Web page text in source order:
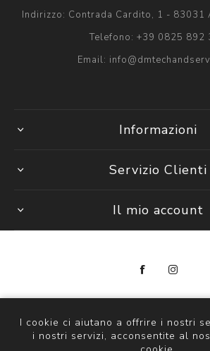
Indirizzo: Contrada Cardito, 1 - 83031
Telefono: +39 0825 892
Email:
Informazioni
Servizio Clienti
Il mio account
P. Iva 14297841000
Powered by
I cookie ci aiutano a offrire i nostri
i nostri servizi, acconsentite al